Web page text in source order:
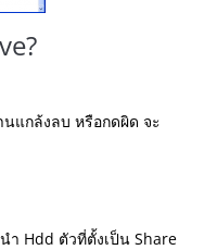
แกล้งลบ หรือกดผิด จะ
Hdd ตัวที่ตั้งเป็น Share